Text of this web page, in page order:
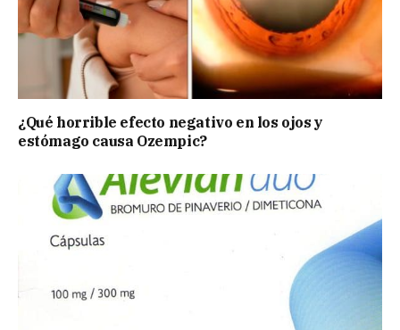
¿Qué horrible efecto negativo en los ojos y
estómago causa Ozempic?